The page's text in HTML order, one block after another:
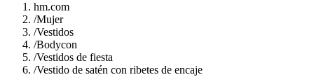
hm.com
/Mujer
/Vestidos
/Bodycon
/Vestidos de fiesta
/Vestido de satén con ribetes de encaje